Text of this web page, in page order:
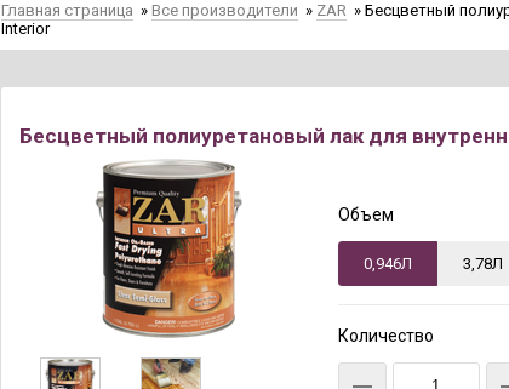
Главная страница » Все производители » ZAR » Бесцветный
Interior
Бесцветный полиуретановый лак для
Объем
0,946Л 3,78Л
Количество